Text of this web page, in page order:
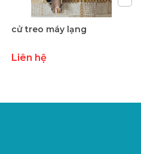
cử treo máy lạng
Liên hệ